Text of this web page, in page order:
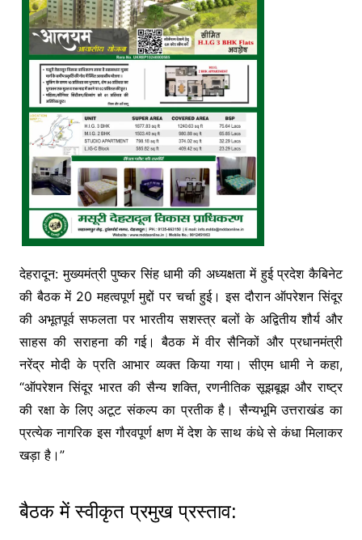
देहरादून: मुख्यमंत्री पुष्कर सिंह धामी की अध्यक्षता में हुई प्रदेश कैबिनेट
की बैठक में 20 महत्वपूर्ण मुद्दों पर चर्चा हुई। इस दौरान ऑपरेशन सिंदूर
की अभूतपूर्व सफलता पर भारतीय सशस्त्र बलों के अद्वितीय शौर्य और
साहस की सराहना की गई। बैठक में वीर सैनिकों और प्रधानमंत्री
नरेंद्र मोदी के प्रति आभार व्यक्त किया गया। सीएम धामी ने कहा,
“ऑपरेशन सिंदूर भारत की सैन्य शक्ति, रणनीतिक सूझबूझ और राष्ट्र
की रक्षा के लिए अटूट संकल्प का प्रतीक है। सैन्यभूमि उत्तराखंड का
प्रत्येक नागरिक इस गौरवपूर्ण क्षण में देश के साथ कंधे से कंधा मिलाकर
खड़ा है।”
बैठक में स्वीकृत प्रमुख प्रस्ताव: